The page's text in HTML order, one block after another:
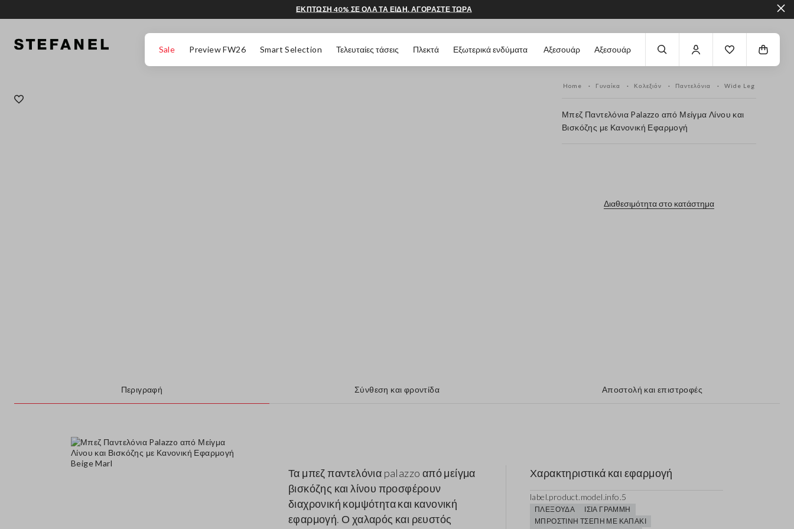
Sale Preview FW26 Smart Selection Τελευταίες τάσεις Πλεκτά Εξωτερικά ενδύματα Αξεσουάρ Αξεσουάρ
ΕΚΠΤΩΣΗ 40% ΣΕ ΟΛΑ ΤΑ ΕΙΔΗ. ΑΓΟΡΑΣΤΕ ΤΩΡΑ
Home Γυναίκα Κολεξιόν Παντελόνια Wide Leg
Μπεζ Παντελόνια Palazzo από Μείγμα Λίνου και
Βισκόζης με Κανονική Εφαρμογή
Διαθεσιμότητα στο κατάστημα
Περιγραφή Σύνθεση και φροντίδα Αποστολή και επιστροφές
Τα μπεζ παντελόνια palazzo από μείγμα
βισκόζης και λίνου προσφέρουν
διαχρονική κομψότητα και κανονική
εφαρμογή. Ο χαλαρός και ρευστός
Χαρακτηριστικά και εφαρμογή
label.product.model.info.5
ΠΛΕΞΟΎΔΑ
ΊΣΙΑ ΓΡΑΜΜΉ
ΜΠΡΟΣΤΙΝΉ ΤΣΈΠΗ ΜΕ ΚΑΠΆΚΙ